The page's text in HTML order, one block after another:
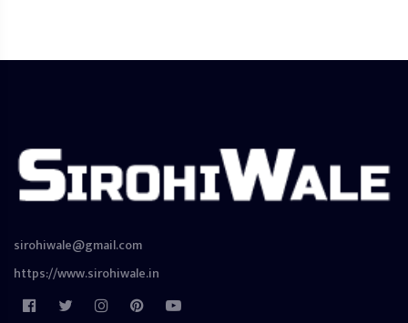
sirohiwale@gmail.com
https://www.sirohiwale.in